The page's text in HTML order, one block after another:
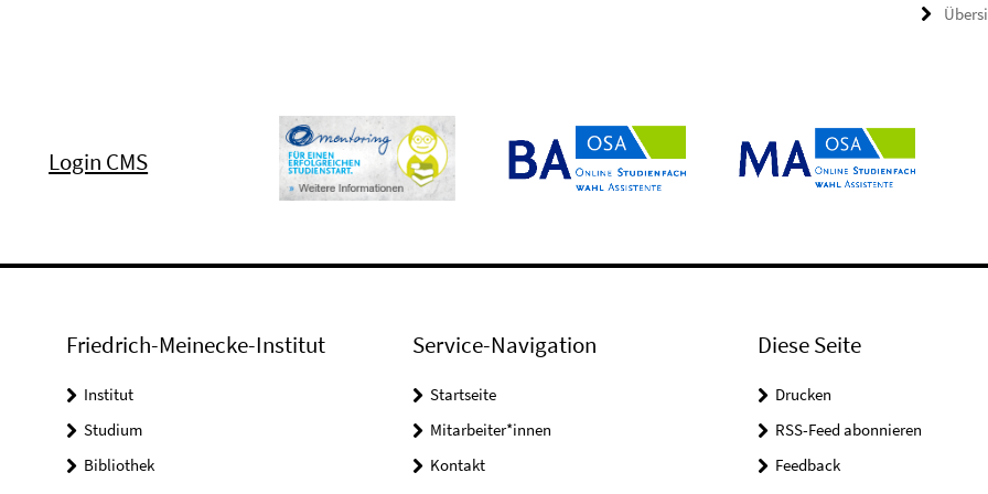
Login CMS
Friedrich-Meinecke-Institut
Institut
Studium
Bibliothek
Service-Navigation
Startseite
Mitarbeiter*innen
Kontakt
Diese Seite
Drucken
RSS-Feed abonnieren
Feedback